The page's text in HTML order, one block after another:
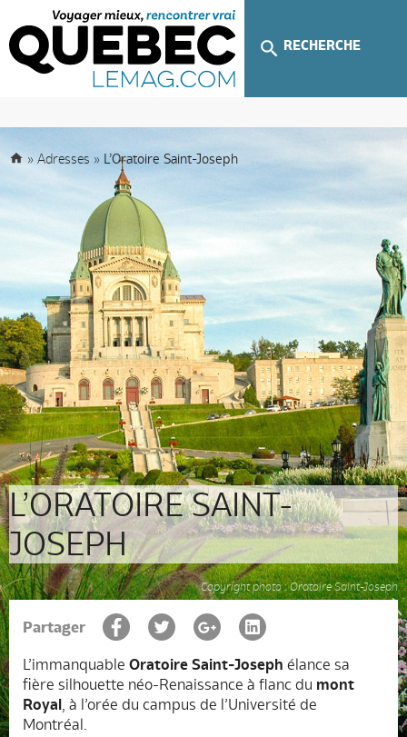
RECHERCHE
» Adresses » L’Oratoire Saint-Joseph
L’ORATOIRE SAINT-
JOSEPH
Copyright photo : Oratoire Saint-Joseph
Partager
L’immanquable Oratoire Saint-Joseph élance sa
fière silhouette néo-Renaissance à flanc du mont
Royal, à l’orée du campus de l’Université de
Montréal.